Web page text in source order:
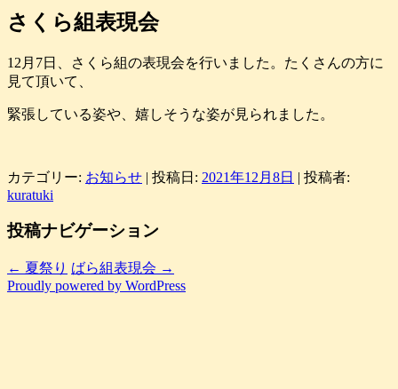
さくら組表現会
12月7日、さくら組の表現会を行いました。たくさんの方に
見て頂いて、
緊張している姿や、嬉しそうな姿が見られました。
カテゴリー: お知らせ | 投稿日: 2021年12月8日 | 投稿者:
kuratuki
投稿ナビゲーション
← 夏祭り ばら組表現会 →
Proudly powered by WordPress